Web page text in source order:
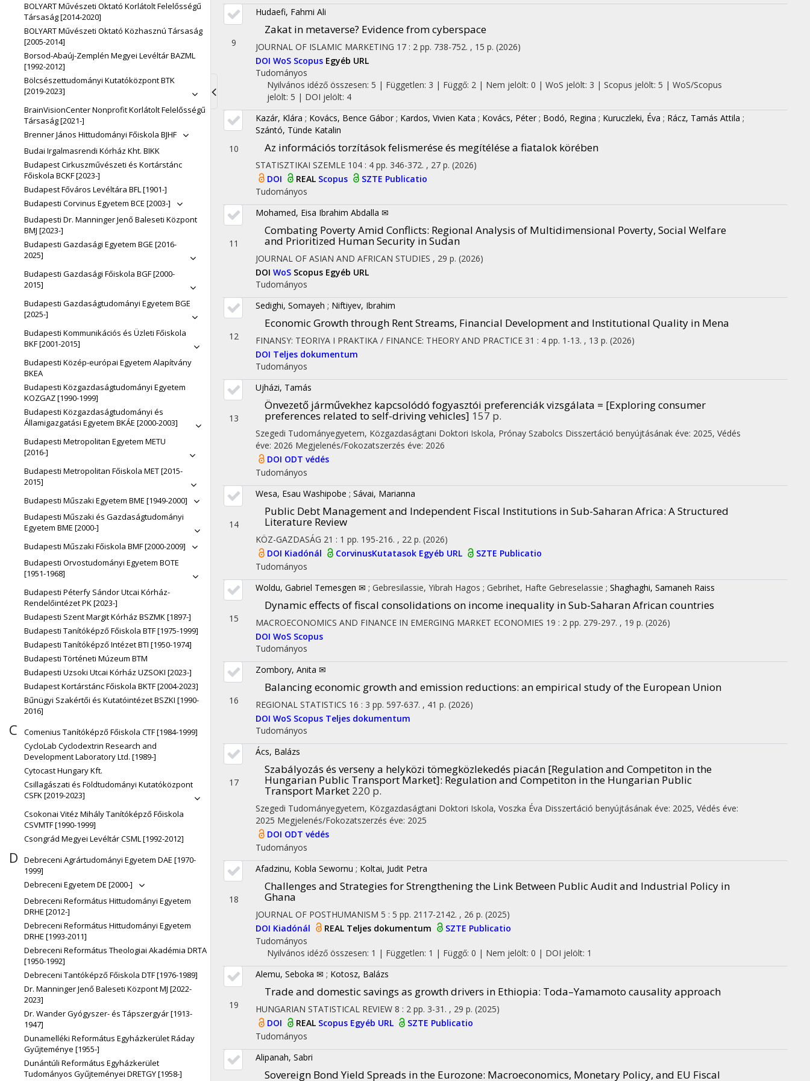
Toggle
navigation
BOLYART Művészeti Oktató Korlátolt Felelősségű
Társaság [2014-2020]
BOLYART Művészeti Oktató Közhasznú Társaság
[2005-2014]
Borsod-Abaúj-Zemplén Megyei Levéltár BAZML
[1992-2012]
Bölcsészettudományi Kutatóközpont BTK
[2019-2023]
BrainVisionCenter Nonprofit Korlátolt Felelősségű
Társaság [2021-]
Brenner János Hittudományi Főiskola BJHF
Budai Irgalmasrendi Kórház Kht. BIKK
Budapest Cirkuszművészeti és Kortárstánc
Főiskola BCKF [2023-]
Budapest Főváros Levéltára BFL [1901-]
Budapesti Corvinus Egyetem BCE [2003-]
Budapesti Dr. Manninger Jenő Baleseti Központ
BMJ [2023-]
Budapesti Gazdasági Egyetem BGE [2016-
2025]
Budapesti Gazdasági Főiskola BGF [2000-
2015]
Budapesti Gazdaságtudományi Egyetem BGE
[2025-]
Budapesti Kommunikációs és Üzleti Főiskola
BKF [2001-2015]
Budapesti Közép-európai Egyetem Alapítvány
BKEA
Budapesti Közgazdaságtudományi Egyetem
KOZGAZ [1990-1999]
Budapesti Közgazdaságtudományi és
Államigazgatási Egyetem BKÁE [2000-2003]
Budapesti Metropolitan Egyetem METU
[2016-]
Budapesti Metropolitan Főiskola MET [2015-
2015]
Budapesti Műszaki Egyetem BME [1949-2000]
Budapesti Műszaki és Gazdaságtudományi
Egyetem BME [2000-]
Budapesti Műszaki Főiskola BMF [2000-2009]
Budapesti Orvostudományi Egyetem BOTE
[1951-1968]
Budapesti Péterfy Sándor Utcai Kórház-
Rendelőintézet PK [2023-]
Budapesti Szent Margit Kórház BSZMK [1897-]
Budapesti Tanítóképző Főiskola BTF [1975-1999]
Budapesti Tanítóképző Intézet BTI [1950-1974]
Budapesti Történeti Múzeum BTM
Budapesti Uzsoki Utcai Kórház UZSOKI [2023-]
Budapest Kortárstánc Főiskola BKTF [2004-2023]
Bűnügyi Szakértői és Kutatóintézet BSZKI [1990-
2016]
C
Comenius Tanítóképző Főiskola CTF [1984-1999]
CycloLab Cyclodextrin Research and
Development Laboratory Ltd. [1989-]
Cytocast Hungary Kft.
Csillagászati és Földtudományi Kutatóközpont
CSFK [2019-2023]
Csokonai Vitéz Mihály Tanítóképző Főiskola
CSVMTF [1990-1999]
Csongrád Megyei Levéltár CSML [1992-2012]
D
Debreceni Agrártudományi Egyetem DAE [1970-
1999]
Debreceni Egyetem DE [2000-]
Debreceni Református Hittudományi Egyetem
DRHE [2012-]
Debreceni Református Hittudományi Egyetem
DRHE [1993-2011]
Debreceni Református Theologiai Akadémia DRTA
[1950-1992]
Debreceni Tantóképző Főiskola DTF [1976-1989]
Dr. Manninger Jenő Baleseti Központ MJ [2022-
2023]
Dr. Wander Gyógyszer- és Tápszergyár [1913-
1947]
Dunamelléki Református Egyházkerület Ráday
Gyűjteménye [1955-]
Dunántúli Református Egyházkerület
Tudományos Gyűjteményei DRETGY [1958-]
9
Hudaefi, Fahmi Ali
Zakat in metaverse? Evidence from cyberspace
JOURNAL OF ISLAMIC MARKETING 17 : 2 pp. 738-752. , 15 p. (2026)
DOI WoS Scopus Egyéb URL
Tudományos
Nyilvános idéző összesen: 5 | Független: 3 | Függő: 2 | Nem jelölt: 0 | WoS jelölt: 3 | Scopus jelölt: 5 | WoS/Scopus
jelölt: 5 | DOI jelölt: 4
10
Kazár, Klára ; Kovács, Bence Gábor ; Kardos, Vivien Kata ; Kovács, Péter ; Bodó, Regina ; Kuruczleki, Éva ; Rácz, Tamás Attila ;
Szántó, Tünde Katalin
Az információs torzítások felismerése és megítélése a fiatalok körében
STATISZTIKAI SZEMLE 104 : 4 pp. 346-372. , 27 p. (2026)
DOI
REAL Scopus
SZTE Publicatio
Tudományos
11
Mohamed, Eisa Ibrahim Abdalla ✉
Combating Poverty Amid Conflicts: Regional Analysis of Multidimensional Poverty, Social Welfare
and Prioritized Human Security in Sudan
JOURNAL OF ASIAN AND AFRICAN STUDIES , 29 p. (2026)
DOI WoS Scopus Egyéb URL
Tudományos
12
Sedighi, Somayeh ; Niftiyev, Ibrahim
Economic Growth through Rent Streams, Financial Development and Institutional Quality in Mena
FINANSY: TEORIYA I PRAKTIKA / FINANCE: THEORY AND PRACTICE 31 : 4 pp. 1-13. , 13 p. (2026)
DOI Teljes dokumentum
Tudományos
13
Ujházi, Tamás
Önvezető járművekhez kapcsolódó fogyasztói preferenciák vizsgálata = [Exploring consumer
preferences related to self-driving vehicles] 157 p.
Szegedi Tudományegyetem, Közgazdaságtani Doktori Iskola, Prónay Szabolcs Disszertáció benyújtásának éve: 2025, Védés
éve: 2026 Megjelenés/Fokozatszerzés éve: 2026
DOI ODT védés
Tudományos
14
Wesa, Esau Washipobe ; Sávai, Marianna
Public Debt Management and Independent Fiscal Institutions in Sub-Saharan Africa: A Structured
Literature Review
KÖZ-GAZDASÁG 21 : 1 pp. 195-216. , 22 p. (2026)
DOI Kiadónál CorvinusKutatasok Egyéb URL
SZTE Publicatio
Tudományos
15
Woldu, Gabriel Temesgen ✉ ; Gebresilassie, Yibrah Hagos ; Gebrihet, Hafte Gebreselassie ; Shaghaghi, Samaneh Raiss
Dynamic effects of fiscal consolidations on income inequality in Sub-Saharan African countries
MACROECONOMICS AND FINANCE IN EMERGING MARKET ECONOMIES 19 : 2 pp. 279-297. , 19 p. (2026)
DOI WoS Scopus
Tudományos
16
Zombory, Anita ✉
Balancing economic growth and emission reductions: an empirical study of the European Union
REGIONAL STATISTICS 16 : 3 pp. 597-637. , 41 p. (2026)
DOI WoS Scopus Teljes dokumentum
Tudományos
17
Ács, Balázs
Szabályozás és verseny a helyközi tömegközlekedés piacán [Regulation and Competiton in the
Hungarian Public Transport Market]: Regulation and Competiton in the Hungarian Public
Transport Market 220 p.
Szegedi Tudományegyetem, Közgazdaságtani Doktori Iskola, Voszka Éva Disszertáció benyújtásának éve: 2025, Védés éve:
2025 Megjelenés/Fokozatszerzés éve: 2025
DOI ODT védés
Tudományos
18
Afadzinu, Kobla Sewornu ; Koltai, Judit Petra
Challenges and Strategies for Strengthening the Link Between Public Audit and Industrial Policy in
Ghana
JOURNAL OF POSTHUMANISM 5 : 5 pp. 2117-2142. , 26 p. (2025)
DOI Kiadónál REAL Teljes dokumentum
SZTE Publicatio
Tudományos
Nyilvános idéző összesen: 1 | Független: 1 | Függő: 0 | Nem jelölt: 0 | DOI jelölt: 1
19
Alemu, Seboka ✉ ; Kotosz, Balázs
Trade and domestic savings as growth drivers in Ethiopia: Toda–Yamamoto causality approach
HUNGARIAN STATISTICAL REVIEW 8 : 2 pp. 3-31. , 29 p. (2025)
DOI
REAL Scopus Egyéb URL
SZTE Publicatio
Tudományos
Alipanah, Sabri
Sovereign Bond Yield Spreads in the Eurozone: Macroeconomics, Monetary Policy, and EU Fiscal